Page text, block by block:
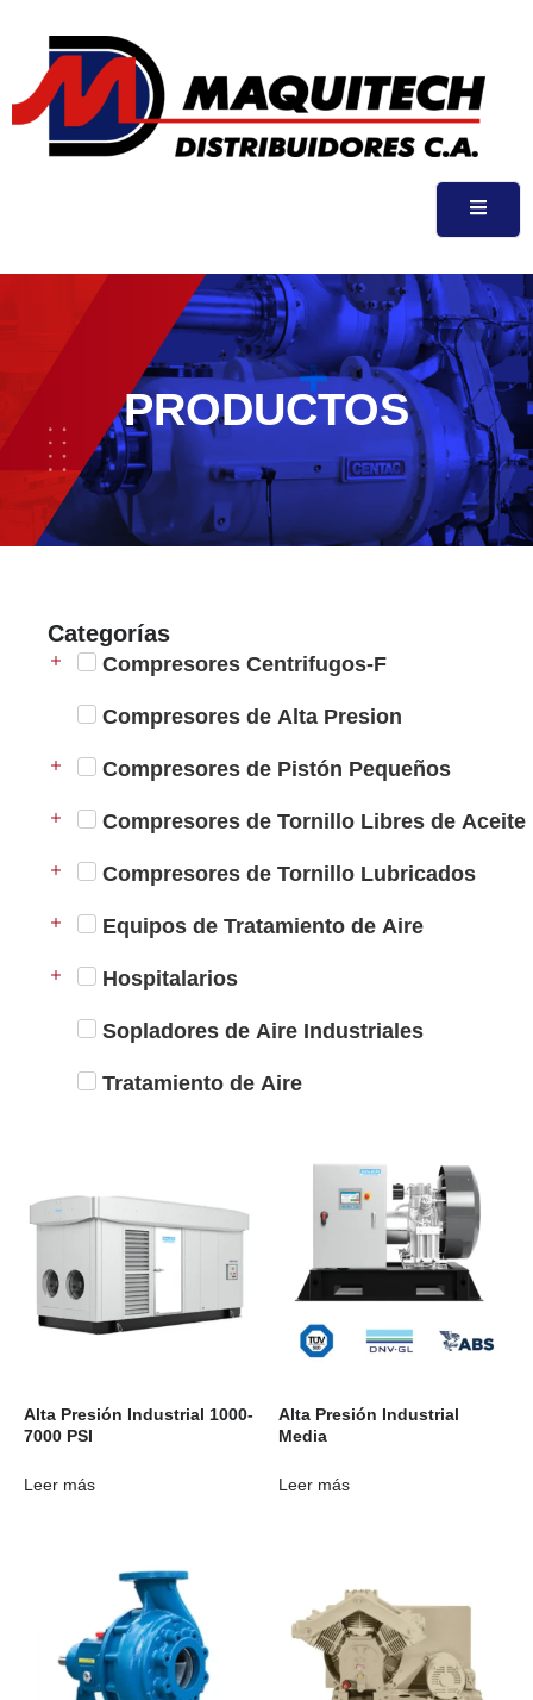
PRODUCTOS
Categorías
Compresores Centrifugos-F
Compresores de Alta Presion
Compresores de Pistón Pequeños
Compresores de Tornillo Libres de Aceite
Compresores de Tornillo Lubricados
Equipos de Tratamiento de Aire
Hospitalarios
Sopladores de Aire Industriales
Tratamiento de Aire
Alta Presión Industrial 1000-
7000 PSI
Leer más
Alta Presión Industrial
Media
Leer más